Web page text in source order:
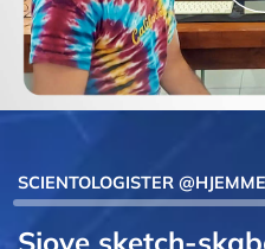
SCIENTOLOGISTER @HJEMME
Sjove sketch-